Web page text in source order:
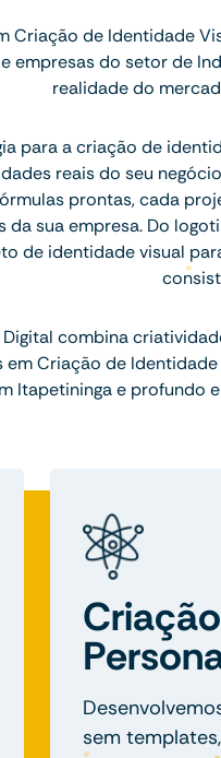
Criação de Identidade
empresas do setor de
realidade do
para a criação de
reais do seu
prontas, cada
da sua empresa. Do
de identidade visual
Digital combina
Criação de
Itapetininga e profundo
Criação
sem